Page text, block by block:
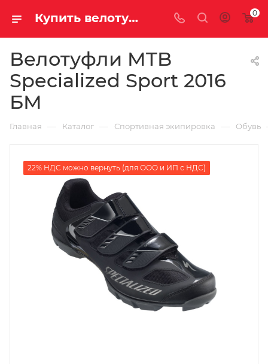
Купить велотуфли mtb specialized sport 2016 бм у официального дилера за 7890.00000000 рублей 0
Велотуфли MTB
Specialized Sport 2016
БМ
Главная — Каталог — Спортивная экипировка — Обувь
22% НДС можно вернуть (для ООО и ИП с НДС)